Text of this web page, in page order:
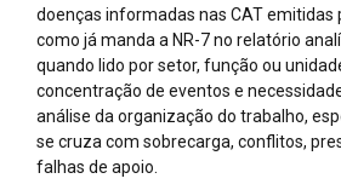
doenças informadas nas CAT emitidas
como já manda a NR-7 no relatório
quando lido por setor, função ou
concentração de eventos e
análise da organização do trabalho,
se cruza com sobrecarga, conflitos,
falhas de apoio.